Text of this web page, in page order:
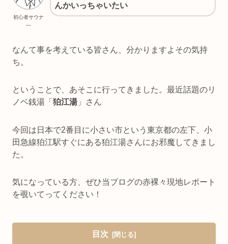
初心者サウナ
―
んかいっちゃいたい
なんて事を考えている皆さん、分かりますよその気持
ち。
ということで、あそこに行ってきました。最近話題のリ
ノベ銭湯「 狛江湯」さん
今回は日本で2番目に小さい市という東京都の左下、小
田急線狛江駅すぐにある狛江湯さんにお邪魔してきまし
た。
気になっている方、ぜひ当ブログの赤裸々現地レポート
を覗いてってください！
目次